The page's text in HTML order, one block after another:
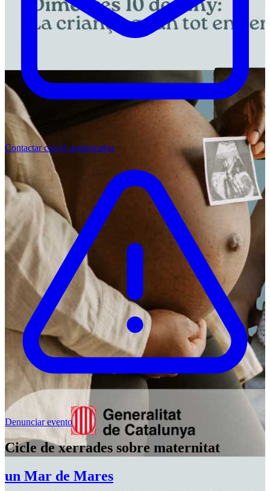
Contactar con el organizador
Denunciar evento
Cicle de xerrades sobre maternitat
un Mar de Mares